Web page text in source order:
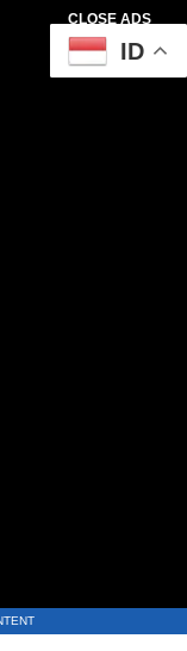
CLOSE ADS
ID